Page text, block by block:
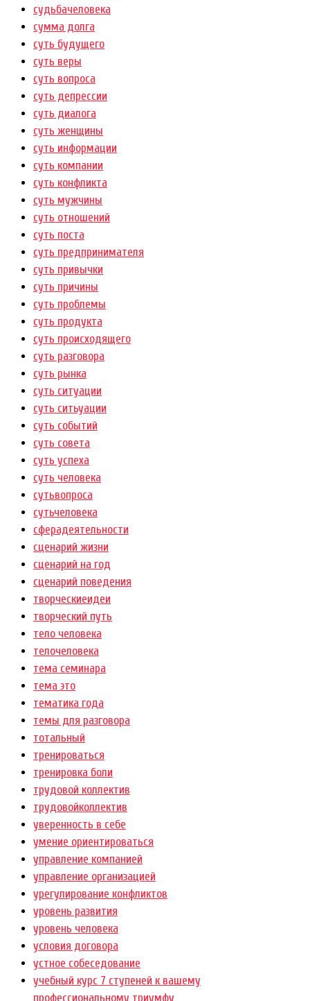
судьбачеловека
сумма долга
суть будущего
суть веры
суть вопроса
суть депрессии
суть диалога
суть женщины
суть информации
суть компании
суть конфликта
суть мужчины
суть отношений
суть поста
суть предпринимателя
суть привычки
суть причины
суть проблемы
суть продукта
суть происходящего
суть разговора
суть рынка
суть ситуации
суть ситьуации
суть событий
суть совета
суть успеха
суть человека
сутьвопроса
сутьчеловека
сферадеятельности
сценарий жизни
сценарий на год
сценарий поведения
творческиеидеи
творческий путь
тело человека
телочеловека
тема семинара
тема это
тематика года
темы для разговора
тотальный
тренироваться
тренировка боли
трудовой коллектив
трудовойколлектив
уверенность в себе
умение ориентироваться
управление компанией
управление организацией
урегулирование конфликтов
уровень развития
уровень человека
условия договора
устное собеседование
учебный курс 7 ступеней к вашему
профессиональному триумфу